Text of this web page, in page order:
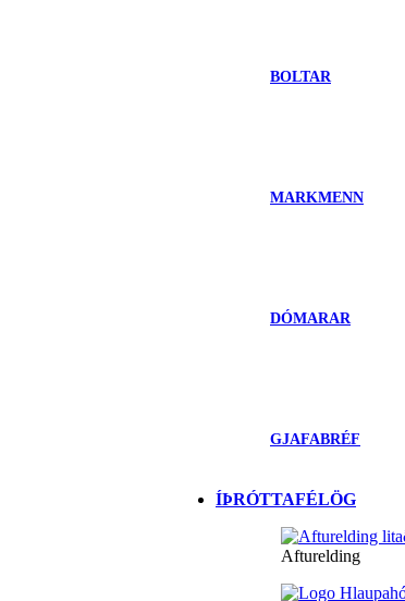
BOLTAR
MARKMENN
DÓMARAR
GJAFABRÉF
ÍÞRÓTTAFÉLÖG
Afturelding